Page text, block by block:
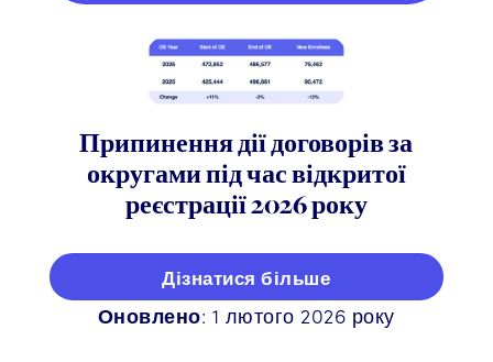
Припинення дії договорів за
округами під час відкритої
реєстрації 2026 року
Дізнатися більше
Оновлено: 1 лютого 2026 року